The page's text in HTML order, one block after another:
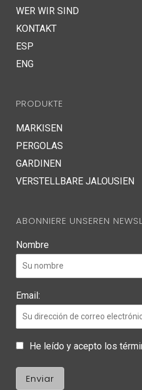
WER WIR SIND
KONTAKT
ESP
ENG
PRODUKTE
MARKISEN
PERGOLAS
GARDINEN
VERSTELLBARE JALOUSIEN
ABONNIERE UNSEREN
Nombre
Email:
He leído y acepto los